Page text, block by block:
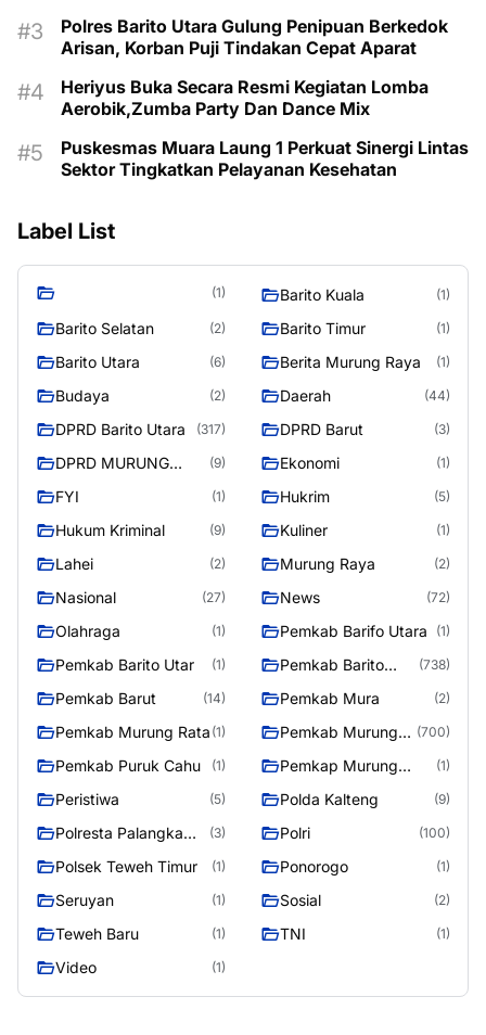
Polres Barito Utara Gulung Penipuan Berkedok
Arisan, Korban Puji Tindakan Cepat Aparat
Heriyus Buka Secara Resmi Kegiatan Lomba
Aerobik,Zumba Party Dan Dance Mix
Puskesmas Muara Laung 1 Perkuat Sinergi Lintas
Sektor Tingkatkan Pelayanan Kesehatan
Label List
(1) Barito Kuala (1)
Barito Selatan (2) Barito Timur (1)
Barito Utara (6) Berita Murung Raya (1)
Budaya (2) Daerah (44)
DPRD Barito Utara (317) DPRD Barut (3)
DPRD MURUNG
(9) Ekonomi (1)
FYI (1) Hukrim (5)
Hukum Kriminal (9) Kuliner (1)
Lahei (2) Murung Raya (2)
Nasional (27) News (72)
Olahraga (1) Pemkab Barifo Utara (1)
Pemkab Barito Utar (1)
Pemkab Barito
(738)
Pemkab Barut (14) Pemkab Mura (2)
Pemkab Murung Rata (1)
Pemkab Murung
(700)
Pemkab Puruk Cahu (1)
Pemkap Murung
(1)
Peristiwa (5) Polda Kalteng (9)
Polresta Palangka
(3) Polri (100)
Polsek Teweh Timur (1) Ponorogo (1)
Seruyan (1) Sosial (2)
Teweh Baru (1) TNI (1)
Video (1)